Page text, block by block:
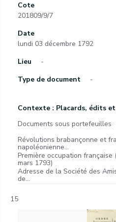
Cote
201809/9/7
Date
lundi 03 décembre 1792
Lieu
-
Type de document
-
Contexte : Placards, édits
Documents sous portefeuilles
Révolutions brabançonne et
napoléonienne...
Première occupation française
mars 1793)
Adresse de la Société des
de...
15